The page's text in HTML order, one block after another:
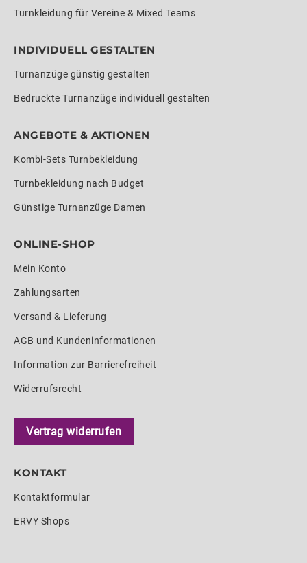
Turnkleidung für Vereine & Mixed Teams
INDIVIDUELL GESTALTEN
Turnanzüge günstig gestalten
Bedruckte Turnanzüge individuell gestalten
ANGEBOTE & AKTIONEN
Kombi-Sets Turnbekleidung
Turnbekleidung nach Budget
Günstige Turnanzüge Damen
ONLINE-SHOP
Mein Konto
Zahlungsarten
Versand & Lieferung
AGB und Kundeninformationen
Information zur Barrierefreiheit
Widerrufsrecht
Vertrag widerrufen
KONTAKT
Kontaktformular
ERVY Shops